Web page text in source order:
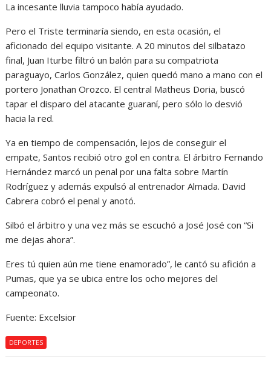
La incesante lluvia tampoco había ayudado.
Pero el Triste terminaría siendo, en esta ocasión, el
aficionado del equipo visitante. A 20 minutos del silbatazo
final, Juan Iturbe filtró un balón para su compatriota
paraguayo, Carlos González, quien quedó mano a mano con el
portero Jonathan Orozco. El central Matheus Doria, buscó
tapar el disparo del atacante guaraní, pero sólo lo desvió
hacia la red.
Ya en tiempo de compensación, lejos de conseguir el
empate, Santos recibió otro gol en contra. El árbitro Fernando
Hernández marcó un penal por una falta sobre Martín
Rodríguez y además expulsó al entrenador Almada. David
Cabrera cobró el penal y anotó.
Silbó el árbitro y una vez más se escuchó a José José con “Si
me dejas ahora”.
Eres tú quien aún me tiene enamorado”, le cantó su afición a
Pumas, que ya se ubica entre los ocho mejores del
campeonato.
Fuente: Excelsior
DEPORTES